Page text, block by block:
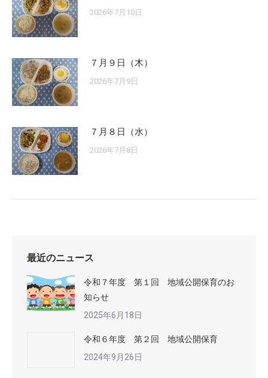
2026年7月10日
７月９日（木）
2026年7月9日
７月８日（水）
2026年7月8日
最近のニュース
令和７年度 第１回 地域公開保育のお
知らせ
2025年6月18日
令和６年度 第２回 地域公開保育
2024年9月26日